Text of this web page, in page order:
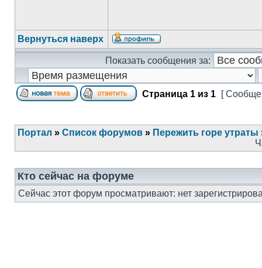
Вернуться наверх
Показать сообщения за:
Страница 1 из 1 [
Портал » Список форумов » Пережить горе утраты
Кто сейчас на форуме
Сейчас этот форум просматривают: нет